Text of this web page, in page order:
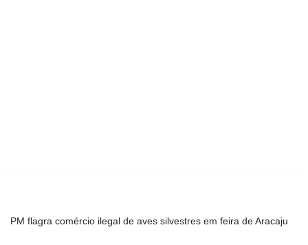
PM flagra comércio ilegal de aves silvestres em feira de Aracaju